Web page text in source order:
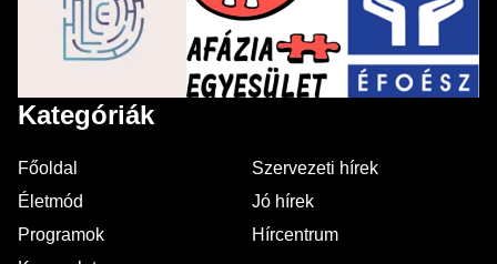
Kategóriák
Főoldal
Szervezeti hírek
Életmód
Jó hírek
Programok
Hírcentrum